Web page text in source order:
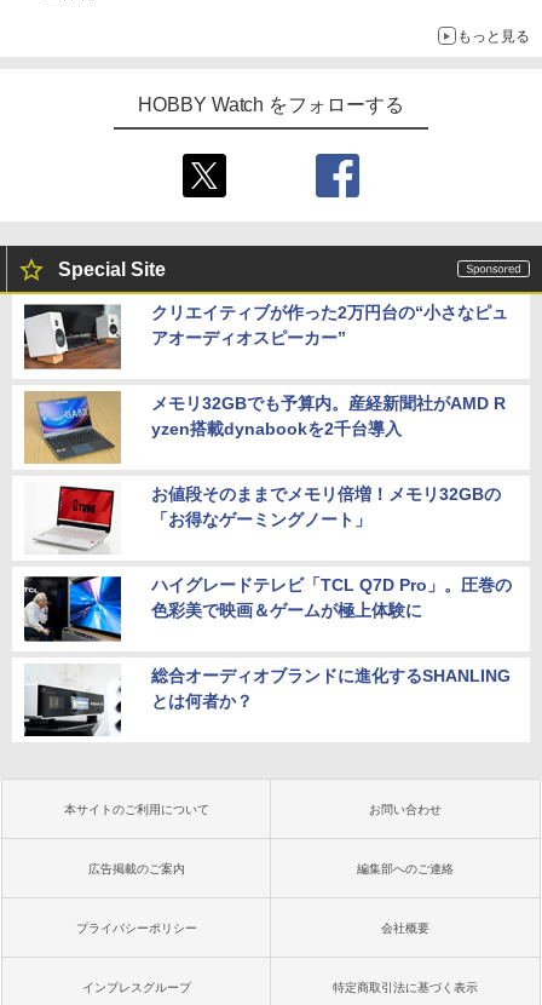
もっと見る
HOBBY Watch をフォローする
Special Site
クリエイティブが作った2万円台の“小さなピュ
アオーディオスピーカー”
メモリ32GBでも予算内。産経新聞社がAMD R
yzen搭載dynabookを2千台導入
お値段そのままでメモリ倍増！メモリ32GBの
「お得なゲーミングノート」
ハイグレードテレビ「TCL Q7D Pro」。圧巻の
色彩美で映画＆ゲームが極上体験に
総合オーディオブランドに進化するSHANLING
とは何者か？
本サイトのご利用について お問い合わせ
広告掲載のご案内 編集部へのご連絡
プライバシーポリシー 会社概要
インプレスグループ 特定商取引法に基づく表示